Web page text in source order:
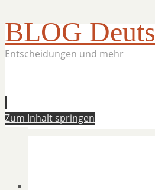
BLOG
Entscheidungen und mehr
Zum Inhalt springen